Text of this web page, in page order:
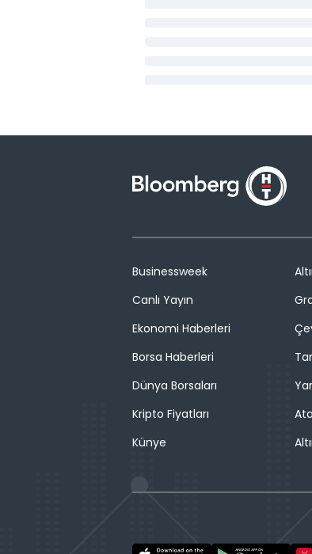
Businessweek
Canlı Yayın
Ekonomi Haberleri
Borsa Haberleri
Dünya Borsaları
Kripto Fiyatları
Künye